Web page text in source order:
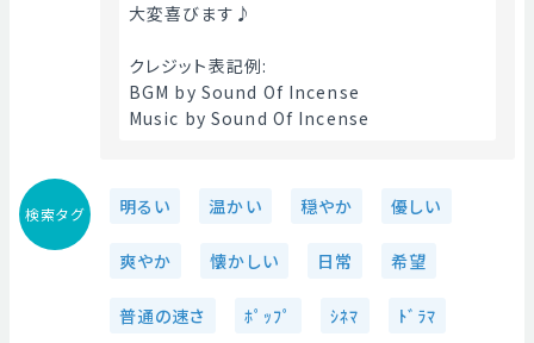
大変喜びます♪
クレジット表記例:
BGM by Sound Of Incense
Music by Sound Of Incense
検索タグ 明るい 温かい 穏やか 優しい
爽やか 懐かしい 日常 希望
普通の速さ ﾎﾟｯﾌﾟ ｼﾈﾏ ﾄﾞﾗﾏ